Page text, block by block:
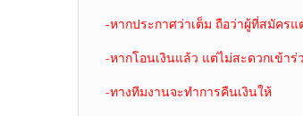
-หากประกาศว่าเต็ม ถือว่าผู้ที่สมัคร
-หากโอนเงินแล้ว แต่ไม่สะดวกเข้า
-ทางทีมงานจะทำการคืนเงินให้